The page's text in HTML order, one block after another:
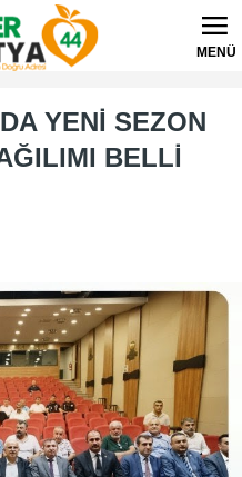
MENÜ
YENİ SEZON
BELLİ